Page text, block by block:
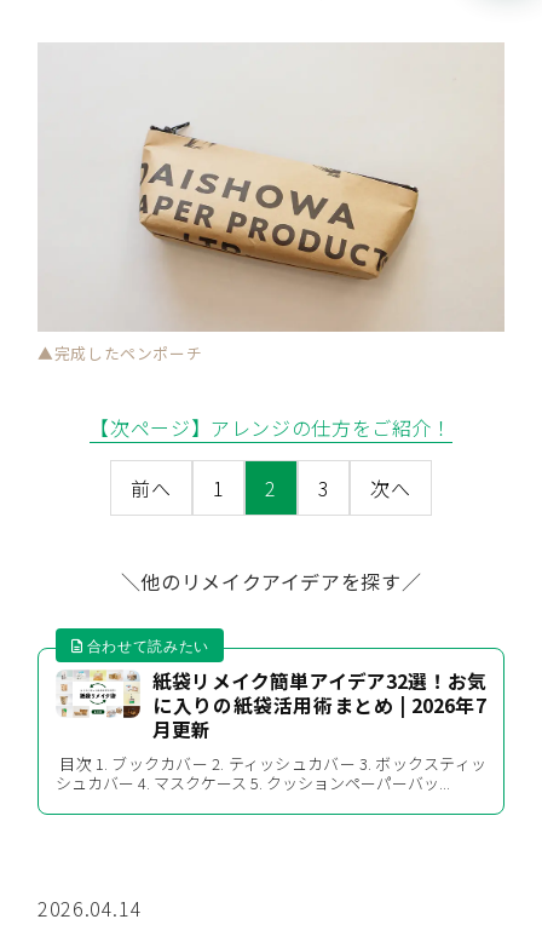
▲完成したペンポーチ
【次ページ】アレンジの仕方をご紹介！
前へ 1 2 3 次へ
＼他のリメイクアイデアを探す／
紙袋リメイク簡単アイデア32選！お気
に入りの紙袋活用術まとめ | 2026年7
月更新
目次 1. ブックカバー 2. ティッシュカバー 3. ボックスティッ
シュカバー 4. マスクケース 5. クッションペーパーバッ...
2026.04.14